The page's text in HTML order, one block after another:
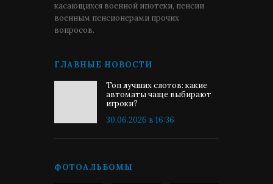
касающихся военной ипотеки, пенсии
военным пенсионерами прочих
вопросов.
ГЛАВНЫЕ НОВОСТИ
Топ лучших слотов: какие
автоматы чаще выбирают
игроки?
30.06.2026 в 16:36
ФОТОАЛЬБОМЫ